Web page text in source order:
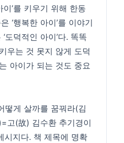
이’를 키우기 위해 한동
‘행복한 아이’를 이야기
도덕적인 아이’다. 똑똑
우는 것 못지 않게 도덕
아이가 되는 것도 중요
게 살까를 꿈꿔라(김
고(故) 김수환 추기경이
시지다. 책 제목에 명확